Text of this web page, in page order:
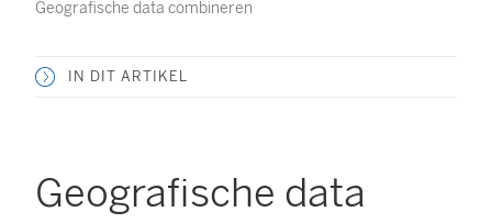
Geografische data combineren
IN DIT ARTIKEL
Geografische data